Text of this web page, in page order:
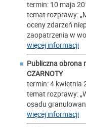
termin: 10 maja
temat rozprawy:
oceny zdarzeń
zaopatrzenia w
więcej informacji
Publiczna obrona
CZARNOTY
termin: 4 kwietnia
temat rozprawy:
osadu
więcej informacji